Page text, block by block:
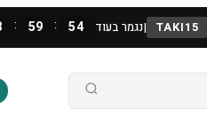
TAKI15
|נגמר בעוד : 59 : 53